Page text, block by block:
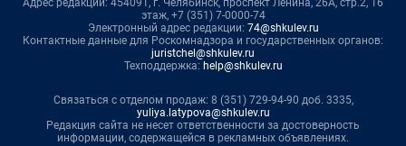
Адрес редакции: 454091, г. Челябинск, проспект Ленина, 26А, стр.2, 16
этаж, +7 (351) 7-0000-74
Электронный адрес редакции: 74@shkulev.ru
Контактные данные для Роскомнадзора и государственных органов:
juristchel@shkulev.ru
Техподдержка: help@shkulev.ru
Связаться с отделом продаж: 8 (351) 729-94-90 доб. 3335,
yuliya.latypova@shkulev.ru
Редакция сайта не несет ответственности за достоверность
информации, содержащейся в рекламных объявлениях.